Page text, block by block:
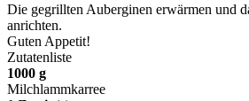
Die gegrillten Auberginen erwärmen und
anrichten.
Guten Appetit!
Zutatenliste
1000 g
Milchlammkarree